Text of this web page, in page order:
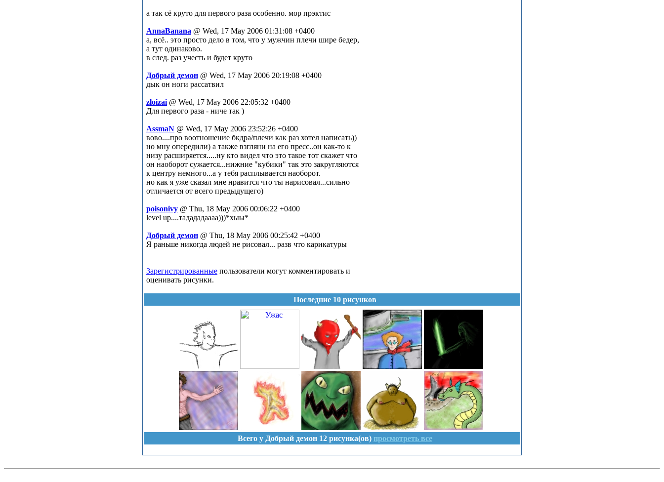
а так сё круто для первого раза особенно. мор прэктис
AnnaBanana @ Wed, 17 May 2006 01:31:08 +0400
а, всё.. это просто дело в том, что у мужчин плечи шире бедер,
а тут одинаково.
в след. раз учесть и будет круто
Добрый демон @ Wed, 17 May 2006 20:19:08 +0400
дык он ноги рассатвил
zloizai @ Wed, 17 May 2006 22:05:32 +0400
Для первого раза - ниче так )
AssmaN @ Wed, 17 May 2006 23:52:26 +0400
вово....про воотношение бкдра/плечи как раз хотел написать))
но мну опередили) а также взгляни на его пресс..он как-то к
низу расширяется.....ну кто видел что это такое тот скажет что
он наоборот сужается...нижние "кубики" так это закругляются
к центру немного...а у тебя расплывается наоборот.
но как я уже сказал мне нравится что ты нарисовал...сильно
отличается от всего предыдущего)
poisonivy @ Thu, 18 May 2006 00:06:22 +0400
level up....тадададаааа)))*хыы*
Добрый демон @ Thu, 18 May 2006 00:25:42 +0400
Я раньше никогда людей не рисовал... разв что карикатуры
Зарегистрированные пользователи могут комментировать и
оценивать рисунки.
Последние 10 рисунков
Всего у Добрый демон 12 рисунка(ов) просмотреть все